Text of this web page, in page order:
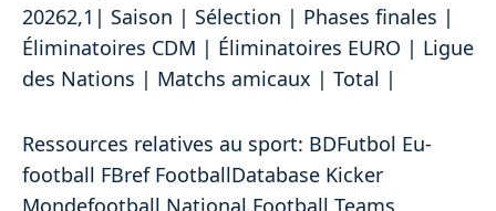
20262,1| Saison | Sélection | Phases finales |
Éliminatoires CDM | Éliminatoires EURO | Ligue
des Nations | Matchs amicaux | Total |
Ressources relatives au sport: BDFutbol Eu-
football FBref FootballDatabase Kicker
Mondefootball National Football Teams